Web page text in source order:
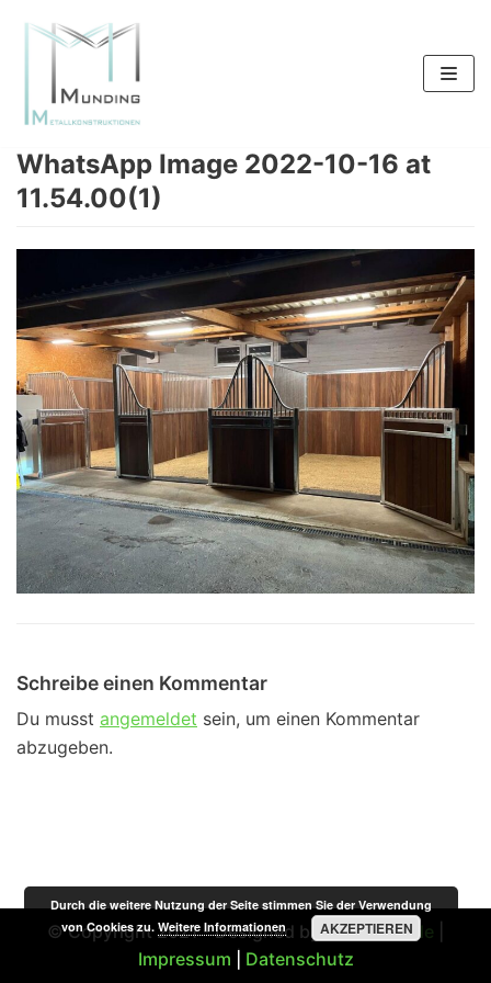
Zum
Inhalt
springen
WhatsApp Image 2022-10-16 at
11.54.00(1)
Schreibe einen Kommentar
Du musst angemeldet sein, um einen Kommentar
abzugeben.
© Copyright 2021 - Designed bySTSMedia.de
Impressum
Datenschutz
Durch die weitere Nutzung der Seite stimmen Sie der Verwendung
von Cookies zu.Weitere Informationen AKZEPTIEREN